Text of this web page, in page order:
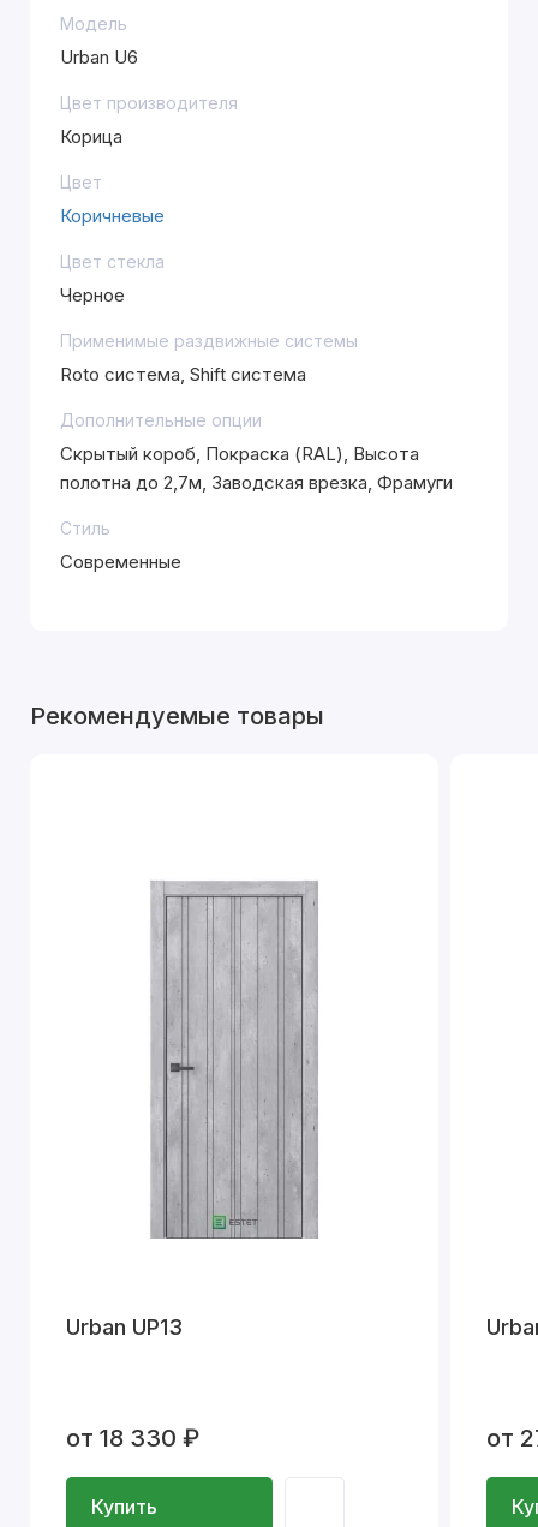
Модель
Urban U6
Цвет производителя
Корица
Цвет
Коричневые
Цвет стекла
Черное
Применимые раздвижные системы
Roto система, Shift система
Дополнительные опции
Скрытый короб, Покраска (RAL), Высота
полотна до 2,7м, Заводская врезка, Фрамуги
Стиль
Современные
Рекомендуемые товары
Urban UP13
от 18 330 ₽
Купить
от